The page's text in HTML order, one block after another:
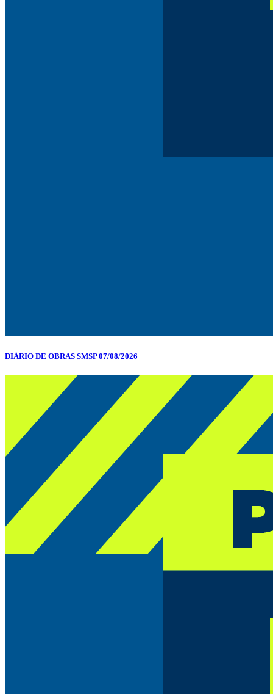
DIÁRIO DE OBRAS SMSP 07/08/2026